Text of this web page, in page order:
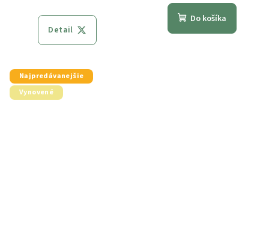
Detail
Do košíka
Najpredávanejšie
Vynovené